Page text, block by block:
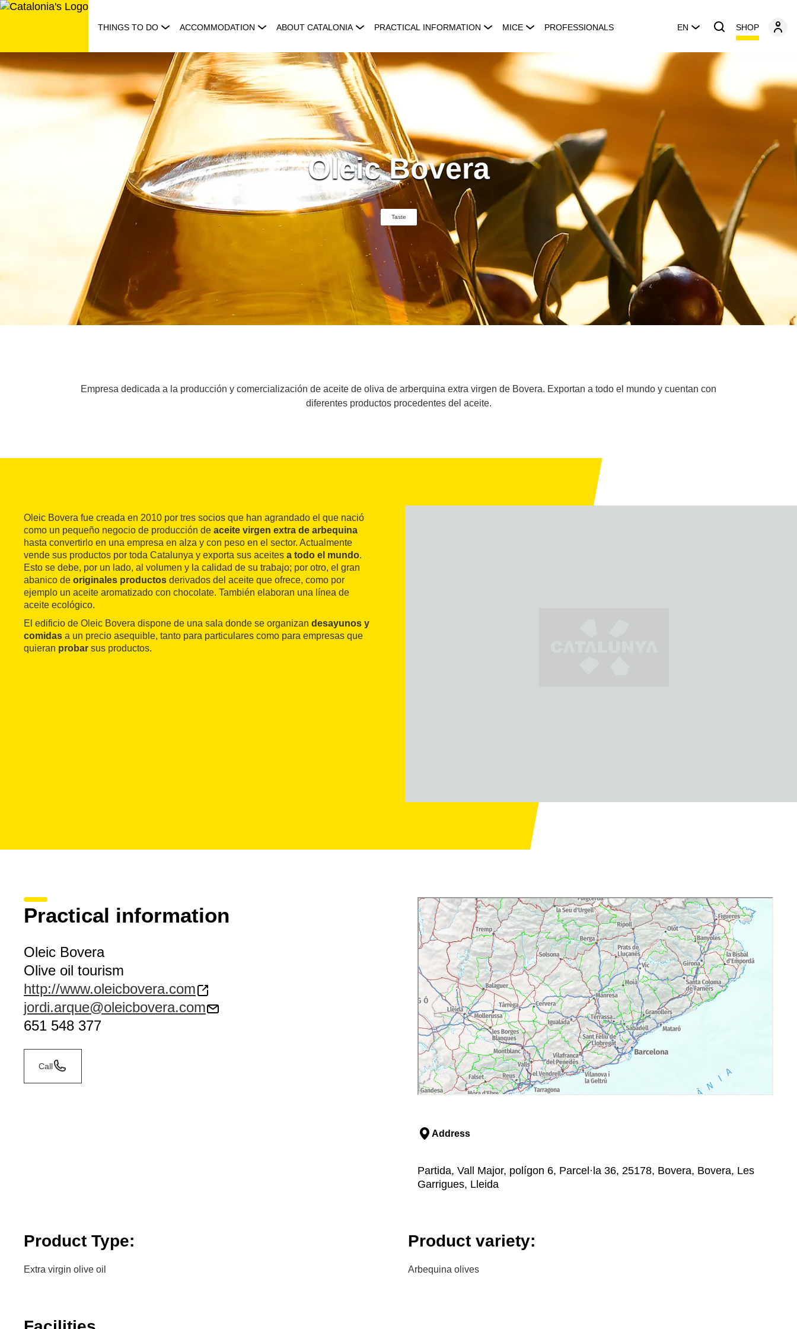
Skip
THINGS TO DO ACCOMMODATION ABOUT CATALONIA PRACTICAL INFORMATION MICE PROFESSIONALS EN SHOP
Oleic Bovera
Taste
Empresa dedicada a la producción y comercialización de aceite de oliva de arberquina extra virgen de Bovera. Exportan a todo el mundo y cuentan con
diferentes productos procedentes del aceite.
Oleic Bovera fue creada en 2010 por tres socios que han agrandado el que nació
como un pequeño negocio de producción de aceite virgen extra de arbequina
hasta convertirlo en una empresa en alza y con peso en el sector. Actualmente
vende sus productos por toda Catalunya y exporta sus aceites a todo el mundo.
Esto se debe, por un lado, al volumen y la calidad de su trabajo; por otro, el gran
abanico de originales productos derivados del aceite que ofrece, como por
ejemplo un aceite aromatizado con chocolate. También elaboran una línea de
aceite ecológico.
El edificio de Oleic Bovera dispone de una sala donde se organizan desayunos y
comidas a un precio asequible, tanto para particulares como para empresas que
quieran probar sus productos.
Practical information
Oleic Bovera
Olive oil tourism
http://www.oleicbovera.com
jordi.arque@oleicbovera.com
651 548 377
Call
Address
Partida, Vall Major, polígon 6, Parcel·la 36, 25178, Bovera, Bovera, Les
Garrigues, Lleida
Product Type:
Extra virgin olive oil
Product variety:
Arbequina olives